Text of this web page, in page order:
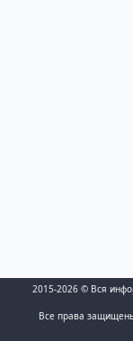
2015-2026 © Вся
Все права